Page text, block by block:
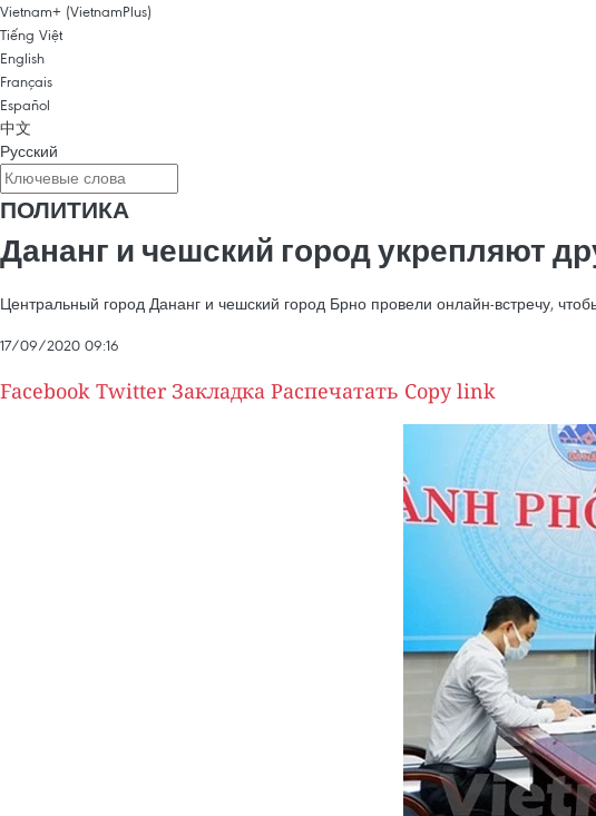
Vietnam+ (VietnamPlus)
Tiếng Việt
English
Français
Español
中文
Русский
ПОЛИТИКА
Дананг и чешский город укрепляют
Центральный город Дананг и чешский город Брно провели онлайн-встречу,
17/09/2020 09:16
Facebook Twitter Закладка Распечатать Copy link